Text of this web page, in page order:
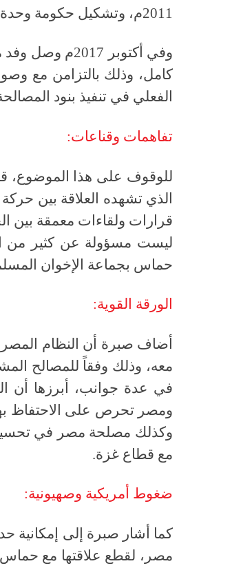
2011م، وتشكيل حكومة وحدة وطنية.
وفي أكتوبر
كامل، وذلك بالتزامن مع
الفعلي في تنفيذ بنود
تفاهمات وقناعات:
للوقوف على هذا الموضوع،
الذي تشهده العلاقة بين
قرارات ولقاءات معمقة بين
ليست مسؤولة عن كثير من
حماس بجماعة الإخوان
الورقة القوية:
أضاف صبرة أن النظام
معه، وذلك وفقاً للمصالح
في عدة جوانب، أبرزها أن
ومصر تحرص على الاحتفاظ
وكذلك مصلحة مصر في تحسين
مع قطاع غزة.
ضغوط أمريكية وصهيونية:
كما أشار صبرة إلى إمكانية
مصر، لقطع علاقتها مع